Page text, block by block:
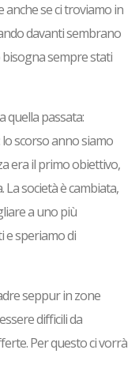
se ci troviamo in
davanti sembrano
sempre stati
quella passata:
scorso anno siamo
era il primo obiettivo,
La società è cambiata,
a uno più
e speriamo di
seppur in zone
difficili da
Per questo ci vorrà